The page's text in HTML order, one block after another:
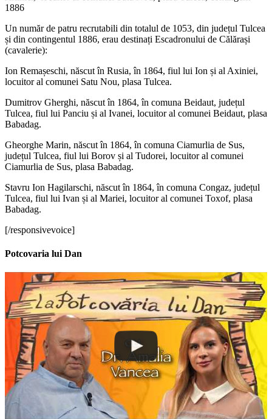
1886
Un număr de patru recrutabili din totalul de 1053, din județul Tulcea
și din contingentul 1886, erau destinați Escadronului de Călărași
(cavalerie):
Ion Remașeschi, născut în Rusia, în 1864, fiul lui Ion și al Axiniei,
locuitor al comunei Satu Nou, plasa Tulcea.
Dumitrov Gherghi, născut în 1864, în comuna Beidaut, județul
Tulcea, fiul lui Panciu și al Ivanei, locuitor al comunei Beidaut, plasa
Babadag.
Gheorghe Marin, născut în 1864, în comuna Ciamurlia de Sus,
județul Tulcea, fiul lui Borov și al Tudorei, locuitor al comunei
Ciamurlia de Sus, plasa Babadag.
Stavru Ion Hagilarschi, născut în 1864, în comuna Congaz, județul
Tulcea, fiul lui Ivan și al Mariei, locuitor al comunei Toxof, plasa
Babadag.
[/responsivevoice]
Potcovaria lui Dan